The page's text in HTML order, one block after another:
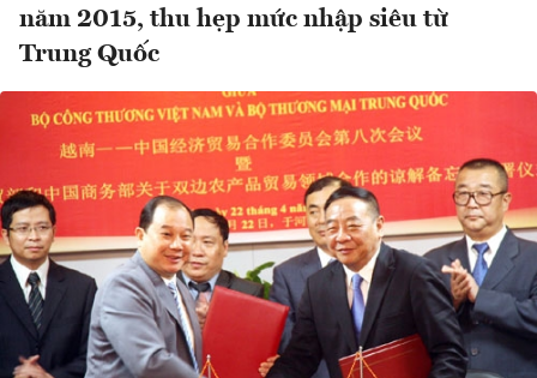
năm 2015, thu hẹp mức nhập siêu từ
Trung Quốc